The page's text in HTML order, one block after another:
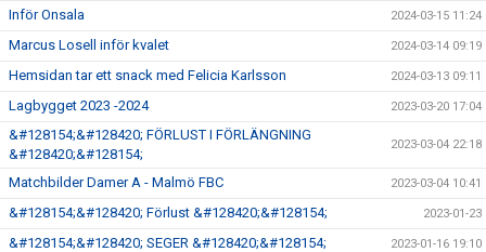
Inför Onsala 2024-03-15 11:24
Marcus Losell inför kvalet 2024-03-14 09:19
Hemsidan tar ett snack med Felicia Karlsson 2024-03-13 09:11
Lagbygget 2023 -2024 2023-03-20 17:04
&#128154;&#128420; FÖRLUST I FÖRLÄNGNING
&#128420;&#128154;
2023-03-04 22:18
Matchbilder Damer A - Malmö FBC 2023-03-04 10:41
&#128154;&#128420; Förlust &#128420;&#128154; 2023-01-23
&#128154;&#128420; SEGER &#128420;&#128154; 2023-01-16 19:10